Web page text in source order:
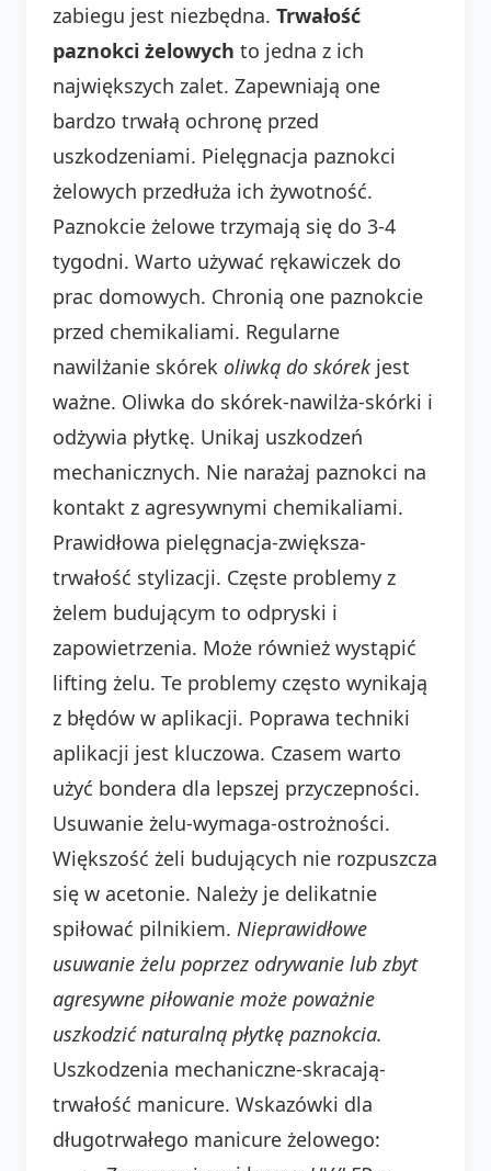
zabiegu jest niezbędna. Trwałość
paznokci żelowych to jedna z ich
największych zalet. Zapewniają one
bardzo trwałą ochronę przed
uszkodzeniami. Pielęgnacja paznokci
żelowych przedłuża ich żywotność.
Paznokcie żelowe trzymają się do 3-4
tygodni. Warto używać rękawiczek do
prac domowych. Chronią one paznokcie
przed chemikaliami. Regularne
nawilżanie skórek oliwką do skórek jest
ważne. Oliwka do skórek-nawilża-skórki i
odżywia płytkę. Unikaj uszkodzeń
mechanicznych. Nie narażaj paznokci na
kontakt z agresywnymi chemikaliami.
Prawidłowa pielęgnacja-zwiększa-
trwałość stylizacji. Częste problemy z
żelem budującym to odpryski i
zapowietrzenia. Może również wystąpić
lifting żelu. Te problemy często wynikają
z błędów w aplikacji. Poprawa techniki
aplikacji jest kluczowa. Czasem warto
użyć bondera dla lepszej przyczepności.
Usuwanie żelu-wymaga-ostrożności.
Większość żeli budujących nie rozpuszcza
się w acetonie. Należy je delikatnie
spiłować pilnikiem. Nieprawidłowe
usuwanie żelu poprzez odrywanie lub zbyt
agresywne piłowanie może poważnie
uszkodzić naturalną płytkę paznokcia.
Uszkodzenia mechaniczne-skracają-
trwałość manicure. Wskazówki dla
długotrwałego manicure żelowego: